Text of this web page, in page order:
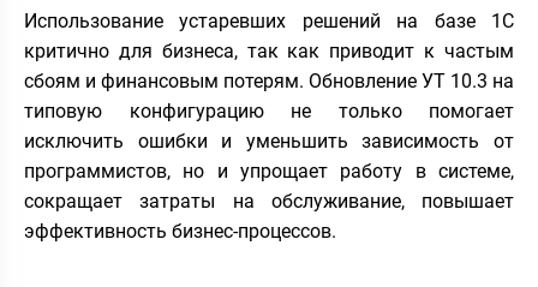
Использование устаревших решений на базе 1С
критично для бизнеса, так как приводит к частым
сбоям и финансовым потерям. Обновление УТ 10.3 на
типовую конфигурацию не только помогает
исключить ошибки и уменьшить зависимость от
программистов, но и упрощает работу в системе,
сокращает затраты на обслуживание, повышает
эффективность бизнес-процессов.